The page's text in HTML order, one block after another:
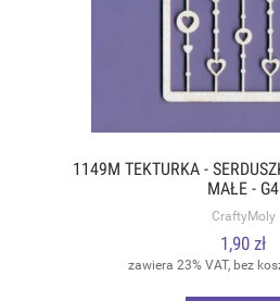
1149M TEKTURKA -
MAŁE - G4
CraftyMoly
1,90 zł
zawiera 23% VAT, bez